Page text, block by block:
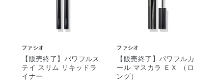
ファシオ
【販売終了】パワフルス
テイ スリム リキッドラ
イナー
ファシオ
【販売終了】パワフルカ
ール マスカラ ＥＸ （ロ
ング）